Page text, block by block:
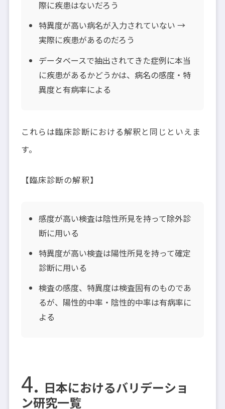
際に疾患はないだろう
特異度が高い病名が入力されていない →
実際に疾患があるのだろう
データベースで抽出されてきた症例に本当
に疾患があるかどうかは、病名の感度・特
異度と有病率による
これらは臨床診断における解釈と同じといえま
す。
【臨床診断の解釈】
感度が高い検査は陰性所見を持って除外診
断に用いる
特異度が高い検査は陽性所見を持って確定
診断に用いる
検査の感度、特異度は検査固有のものであ
るが、陽性的中率・陰性的中率は有病率に
よる
日本におけるバリデーショ
ン研究一覧